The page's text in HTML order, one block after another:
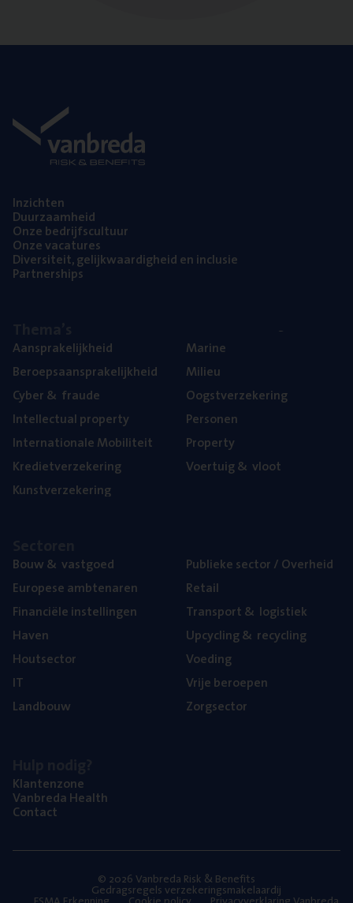
Inzich­ten
Duur­zaam­heid
Onze bedrijfs­cul­tuur
Onze vaca­tu­res
Diver­si­teit, gelijk­waar­dig­heid en inclusie
Part­ner­ships
Aan­spra­ke­lijk­heid
Beroeps­aan­spra­ke­lijk­heid
Cyber& fraude
Intel­lec­tu­al property
Inter­na­ti­o­na­le Mobiliteit
Kre­diet­ver­ze­ke­ring
Kunst­ver­ze­ke­ring
Mari­ne
Mili­eu
Oogst­ver­ze­ke­ring
Per­so­nen
Pro­per­ty
Voer­tuig& vloot
Bouw& vastgoed
Euro­pe­se ambtenaren
Finan­ci­ë­le instellingen
Haven
Hout­sec­tor
IT
Land­bouw
Publie­ke sec­tor / Overheid
Retail
Trans­port& logistiek
Upcy­cling& recycling
Voe­ding
Vrije beroe­pen
Zorg­sec­tor
Klan­ten­zo­ne
Van­b­re­da Health
Con­tact
© 2026 Vanbreda Risk & Benefits
Gedragsregels verzekeringsmakelaardij